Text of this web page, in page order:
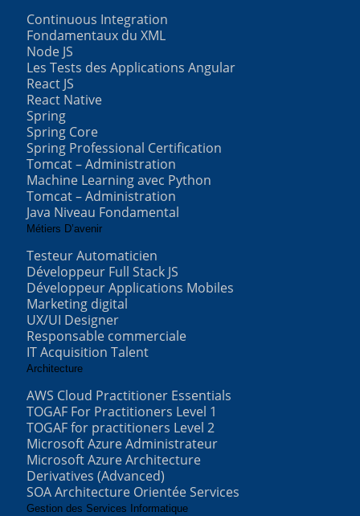
Continuous Integration
Fondamentaux du XML
Node JS
Les Tests des Applications Angular
React JS
React Native
Spring
Spring Core
Spring Professional Certification
Tomcat – Administration
Machine Learning avec Python
Tomcat – Administration
Java Niveau Fondamental
Métiers D’avenir
Testeur Automaticien
Développeur Full Stack JS
Développeur Applications Mobiles
Marketing digital
UX/UI Designer
Responsable commerciale
IT Acquisition Talent
Architecture
AWS Cloud Practitioner Essentials
TOGAF For Practitioners Level 1
TOGAF for practitioners Level 2
Microsoft Azure Administrateur
Microsoft Azure Architecture
Derivatives (Advanced)
SOA Architecture Orientée Services
Gestion des Services Informatique